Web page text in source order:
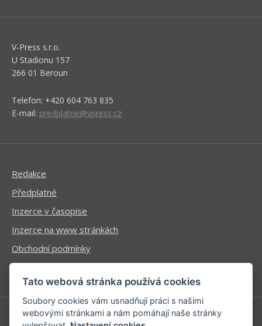
V-Press s.r.o.
U Stadionu 157
266 01 Beroun
Telefon: +420 604 763 835
E-mail: predplatne@vpress.cz
Redakce
Předplatné
Inzerce v časopise
Inzerce na www stránkách
Obchodní podmínky
Ochrana osobních údajů
Tato webová stránka používá cookies
Soubory cookies vám usnadňují práci s našimi
webovými stránkami a nám pomáhají naše stránky